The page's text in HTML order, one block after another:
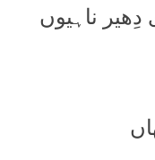
دِھیر ناہیوں